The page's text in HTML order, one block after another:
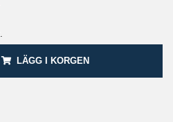
LÄGG I KORGEN